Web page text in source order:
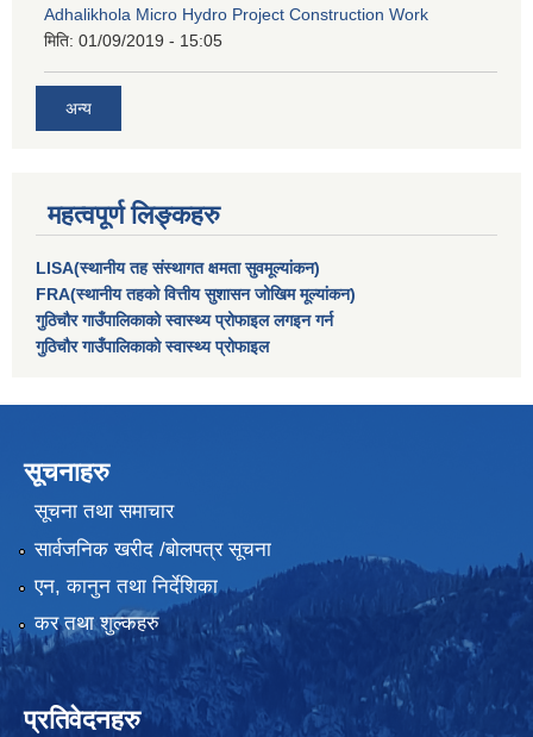
Adhalikhola Micro Hydro Project Construction Work
मिति: 01/09/2019 - 15:05
अन्य
महत्वपूर्ण लिङ्कहरु
LISA(स्थानीय तह संस्थागत क्षमता सुवमूल्यांकन)
FRA(स्थानीय तहको वित्तीय सुशासन जोखिम मूल्यांकन)
गुठिचौर गाउँपालिकाको स्वास्थ्य प्रोफाइल लगइन गर्न
गुठिचौर गाउँपालिकाको स्वास्थ्य प्रोफाइल
सूचनाहरु
सूचना तथा समाचार
सार्वजनिक खरीद /बोलपत्र सूचना
एन, कानुन तथा निर्देशिका
कर तथा शुल्कहरु
प्रतिवेदनहरु